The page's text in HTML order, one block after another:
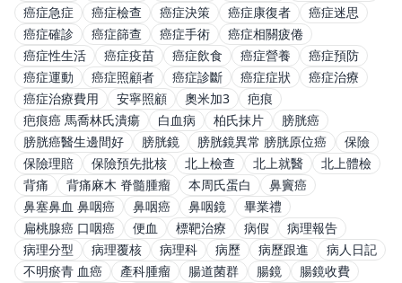
癌症急症
癌症檢查 癌症決策 癌症康復者
癌症迷思
癌症確診
癌症篩查 癌症手術
癌症相關疲倦
癌症性生活
癌症疫苗 癌症飲食 癌症營養
癌症預防
癌症運動
癌症照顧者 癌症診斷 癌症症狀
癌症治療
癌症治療費用
安寧照顧 奧米加3
疤痕
疤痕癌 馬喬林氏潰瘍
白血病 柏氏抹片
膀胱癌
膀胱癌醫生邊間好
膀胱鏡 膀胱鏡異常 膀胱原位癌
保險
保險理賠
保險預先批核 北上檢查 北上就醫
北上體檢
背痛
背痛麻木 脊髓腫瘤 本周氏蛋白
鼻竇癌
鼻塞鼻血 鼻咽癌
鼻咽癌 鼻咽鏡
畢業禮
扁桃腺癌 口咽癌
便血 標靶治療 病假
病理報告
病理分型
病理覆核 病理科 病歷 病歷跟進
病人日記
不明瘀青 血癌
產科腫瘤 腸道菌群 腸鏡
腸鏡收費